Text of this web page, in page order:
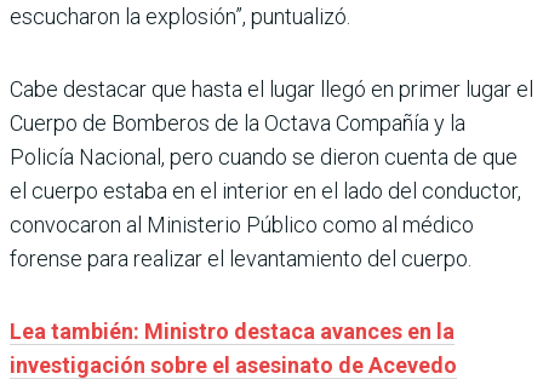
escucharon la explosión”, puntualizó.
Cabe destacar que hasta el lugar llegó en primer lugar el
Cuerpo de Bomberos de la Octava Compañía y la
Policía Nacional, pero cuando se dieron cuenta de que
el cuerpo estaba en el interior en el lado del conductor,
convocaron al Ministerio Público como al médico
forense para realizar el levantamiento del cuerpo.
Lea también: Ministro destaca avances en la
investigación sobre el asesinato de Acevedo